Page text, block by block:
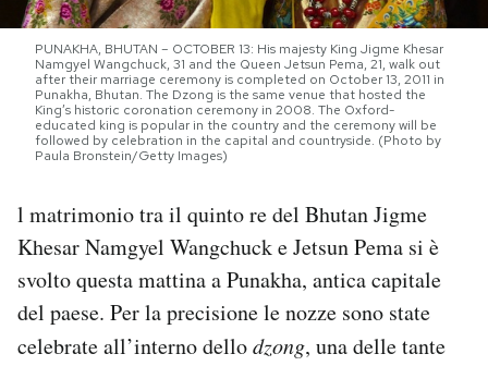
I MIEI PREFERITI
SHOP
CALENDARIO
AREA PERSONALE
Area Personale
Newsletter
PUNAKHA, BHUTAN – OCTOBER 13: His majesty King Jigme Khesar
Namgyel Wangchuck, 31 and the Queen Jetsun Pema, 21, walk out
after their marriage ceremony is completed on October 13, 2011 in
Punakha, Bhutan. The Dzong is the same venue that hosted the
King’s historic coronation ceremony in 2008. The Oxford-
educated king is popular in the country and the ceremony will be
followed by celebration in the capital and countryside. (Photo by
Paula Bronstein/Getty Images)
l matrimonio tra il quinto re del Bhutan Jigme
Khesar Namgyel Wangchuck e Jetsun Pema si è
svolto questa mattina a Punakha, antica capitale
del paese. Per la precisione le nozze sono state
celebrate all’interno dellodzong, una delle tante